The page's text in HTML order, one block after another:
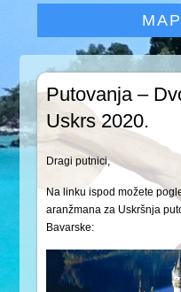
Putovanja –
Uskrs 2020.
Dragi putnici,
Na linku ispod možete
aranžmana za Uskršnja
Bavarske: